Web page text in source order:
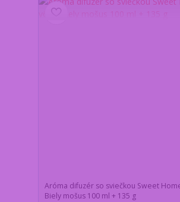
Aróma difuzér so sviečkou Sweet
Biely mošus 100 ml + 135 g